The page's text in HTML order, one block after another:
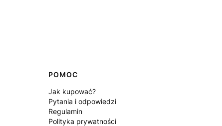
POMOC
Jak kupować?
Pytania i odpowiedzi
Regulamin
Polityka prywatności